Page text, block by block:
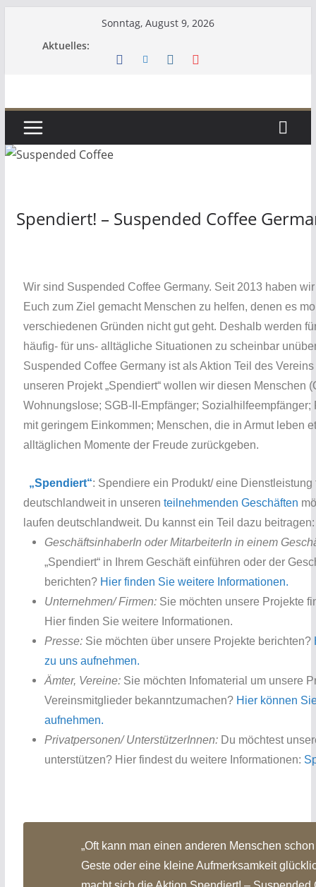
Sonntag, August 9, 2026
Aktuelles:
Spendiert! – Suspended Coffee
Wir sind Suspended Coffee Germany. Seit 2013 haben
Euch zum Ziel gemacht Menschen zu helfen, denen es
verschiedenen Gründen nicht gut geht. Deshalb werden
häufig- für uns- alltägliche Situationen zu scheinbar
Suspended Coffee Germany ist als Aktion Teil des
unseren Projekt „Spendiert“ wollen wir diesen Menschen
Wohnungslose; SGB-II-Empfänger;
mit geringem Einkommen; Menschen, die in Armut leben
alltäglichen Momente der Freude zurückgeben.
„Spendiert“: Spendiere ein Produkt/ eine
deutschlandweit in unseren teilnehmenden Geschäften
laufen deutschlandweit. Du kannst ein Teil dazu beitragen:
GeschäftsinhaberIn oder MitarbeiterIn in einem
„Spendiert“ in Ihrem Geschäft einführen oder der
berichten? Hier finden Sie weitere Informationen.
Unternehmen/ Firmen:Sie möchten unsere Projekte
Hier finden Sie weitere Informationen.
Presse:Sie möchten über unsere Projekte berichten?
zu uns aufnehmen.
Ämter, Vereine:Sie möchten Infomaterial um unsere
Vereinsmitglieder bekanntzumachen? Hier können
aufnehmen.
Privatpersonen/ UnterstützerInnen:Du möchtest
unterstützen? Hier findest du weitere Informationen:
„Oft kann man einen anderen Menschen
Geste oder eine kleine Aufmerksamkeit